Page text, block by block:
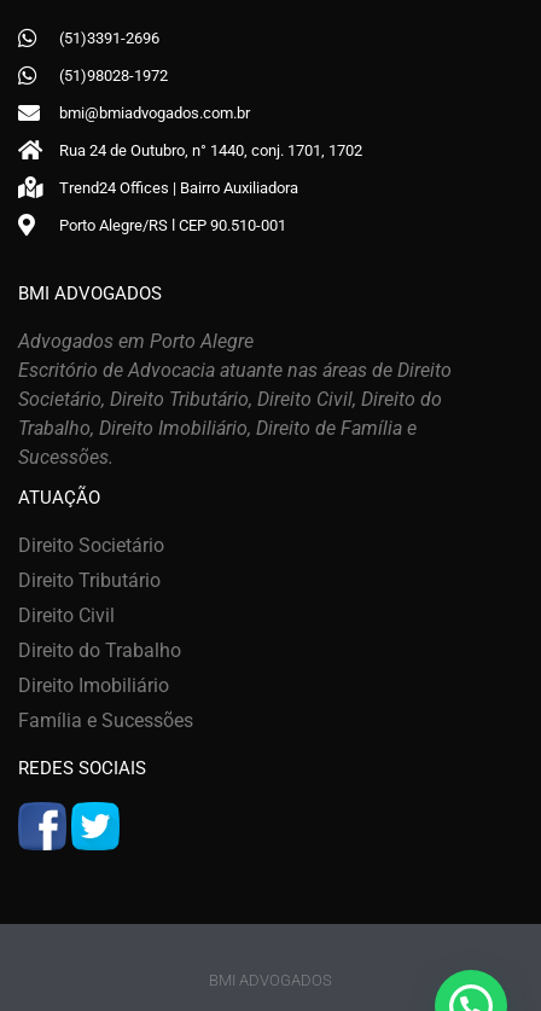
(51)3391-2696
(51)98028-1972
bmi@bmiadvogados.com.br
Rua 24 de Outubro, n° 1440, conj. 1701, 1702
Trend24 Offices | Bairro Auxiliadora
Porto Alegre/RS ǀ CEP 90.510-001
BMI ADVOGADOS
Advogados em Porto Alegre
Escritório de Advocacia atuante nas áreas de Direito
Societário, Direito Tributário, Direito Civil, Direito do
Trabalho, Direito Imobiliário, Direito de Família e
Sucessões.
ATUAÇÃO
Direito Societário
Direito Tributário
Direito Civil
Direito do Trabalho
Direito Imobiliário
Família e Sucessões
REDES SOCIAIS
BMI ADVOGADOS